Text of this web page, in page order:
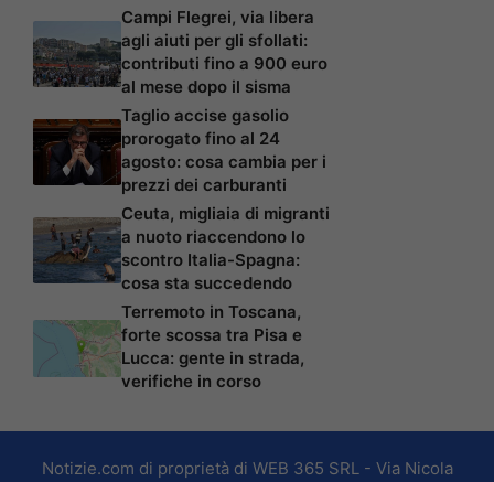
Campi Flegrei, via libera
agli aiuti per gli sfollati:
contributi fino a 900 euro
al mese dopo il sisma
Taglio accise gasolio
prorogato fino al 24
agosto: cosa cambia per i
prezzi dei carburanti
Ceuta, migliaia di migranti
a nuoto riaccendono lo
scontro Italia-Spagna:
cosa sta succedendo
Terremoto in Toscana,
forte scossa tra Pisa e
Lucca: gente in strada,
verifiche in corso
Notizie.com di proprietà di WEB 365 SRL - Via Nicola